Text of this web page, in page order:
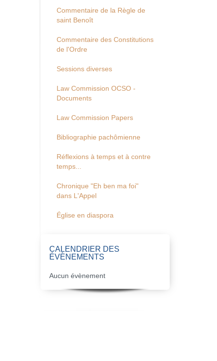
Commentaire de la Règle de
saint Benoît
Commentaire des Constitutions
de l'Ordre
Sessions diverses
Law Commission OCSO -
Documents
Law Commission Papers
Bibliographie pachômienne
Réflexions à temps et à contre
temps...
Chronique "Eh ben ma foi"
dans L'Appel
Église en diaspora
CALENDRIER DES
ÉVÈNEMENTS
Aucun évènement